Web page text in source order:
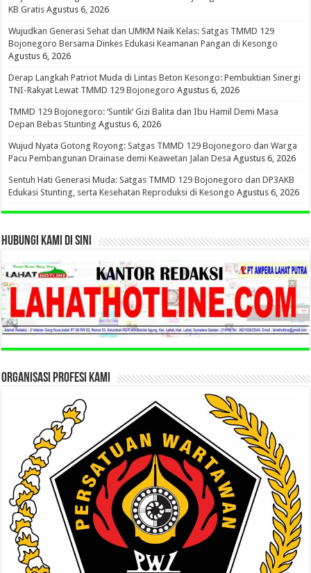
KB Gratis Agustus 6, 2026
Wujudkan Generasi Sehat dan UMKM Naik Kelas: Satgas TMMD 129
Bojonegoro Bersama Dinkes Edukasi Keamanan Pangan di Kesongo
Agustus 6, 2026
Derap Langkah Patriot Muda di Lintas Beton Kesongo: Pembuktian Sinergi
TNI-Rakyat Lewat TMMD 129 Bojonegoro Agustus 6, 2026
TMMD 129 Bojonegoro: ‘Suntik’ Gizi Balita dan Ibu Hamil Demi Masa
Depan Bebas Stunting Agustus 6, 2026
Wujud Nyata Gotong Royong: Satgas TMMD 129 Bojonegoro dan Warga
Pacu Pembangunan Drainase demi Keawetan Jalan Desa Agustus 6, 2026
Sentuh Hati Generasi Muda: Satgas TMMD 129 Bojonegoro dan DP3AKB
Edukasi Stunting, serta Kesehatan Reproduksi di Kesongo Agustus 6, 2026
HUBUNGI KAMI DI SINI
ORGANISASI PROFESI KAMI